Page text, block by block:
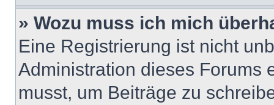
» Wozu muss ich mich
Eine Registrierung ist nicht
Administration dieses Forums
musst, um Beiträge zu